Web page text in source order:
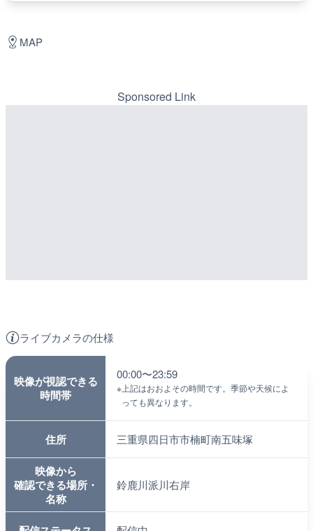
ライブカメラの仕様
映像が視認できる
時間帯
00:00〜23:59
※ 上記はおおよその時間です。季節や天候によ
っても異なります。
住所 三重県四日市市楠町南五味塚
映像から
確認できる場所・
名称
鈴鹿川派川右岸
MAP
Sponsored Link